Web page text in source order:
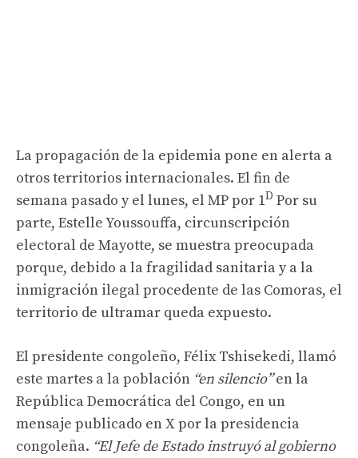
La propagación de la epidemia pone en alerta a
otros territorios internacionales. El fin de
semana pasado y el lunes, el MP por 1D Por su
parte, Estelle Youssouffa, circunscripción
electoral de Mayotte, se muestra preocupada
porque, debido a la fragilidad sanitaria y a la
inmigración ilegal procedente de las Comoras, el
territorio de ultramar queda expuesto.
El presidente congoleño, Félix Tshisekedi, llamó
este martes a la población “en silencio”en la
República Democrática del Congo, en un
mensaje publicado en X por la presidencia
congoleña. “El Jefe de Estado instruyó al gobierno